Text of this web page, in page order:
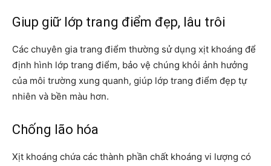
Giup giữ lớp trang điểm đẹp, lâu trôi
Các chuyên gia trang điểm thường sử dụng xịt khoáng để
định hình lớp trang điểm, bảo vệ chúng khỏi ảnh hưởng
của môi trường xung quanh, giúp lớp trang điểm đẹp tự
nhiên và bền màu hơn.
Chống lão hóa
Xịt khoáng chứa các thành phần chất khoáng vi lượng có